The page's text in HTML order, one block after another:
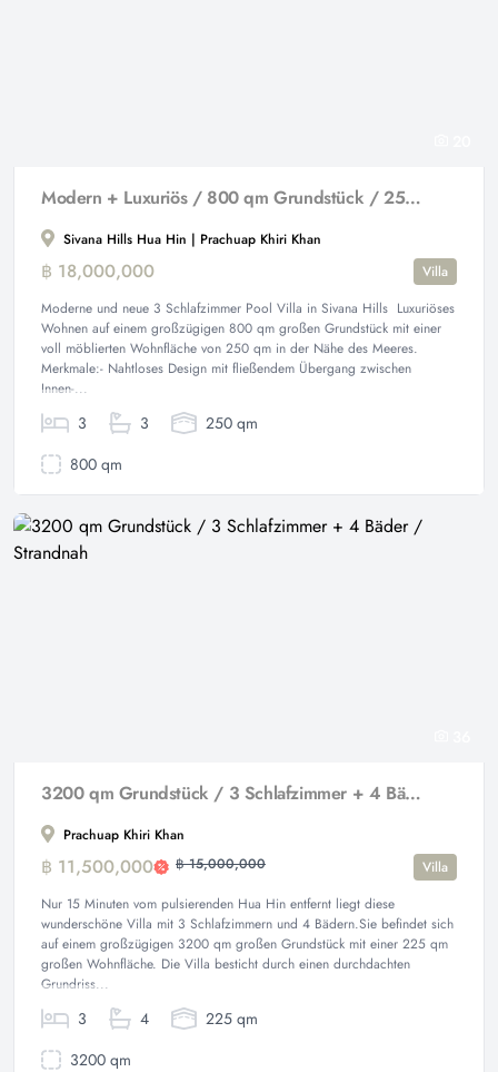
Modern + Luxuriös / 800 qm Grundstück / 250 qm Wohnfläche
Sivana Hills Hua Hin | Prachuap Khiri Khan
฿ 18,000,000
Villa
Moderne und neue 3 Schlafzimmer Pool Villa in Sivana Hills Luxuriöses
Wohnen auf einem großzügigen 800 qm großen Grundstück mit einer
voll möblierten Wohnfläche von 250 qm in der Nähe des Meeres.
Merkmale:- Nahtloses Design mit fließendem Übergang zwischen
Innen-...
3 3
250 qm
800 qm
3200 qm Grundstück / 3 Schlafzimmer + 4 Bäder / Strandnah
Prachuap Khiri Khan
฿ 11,500,000 ฿ 15,000,000
Villa
Nur 15 Minuten vom pulsierenden Hua Hin entfernt liegt diese
wunderschöne Villa mit 3 Schlafzimmern und 4 Bädern.Sie befindet sich
auf einem großzügigen 3200 qm großen Grundstück mit einer 225 qm
großen Wohnfläche. Die Villa besticht durch einen durchdachten
Grundriss...
3 4
225 qm
3200 qm